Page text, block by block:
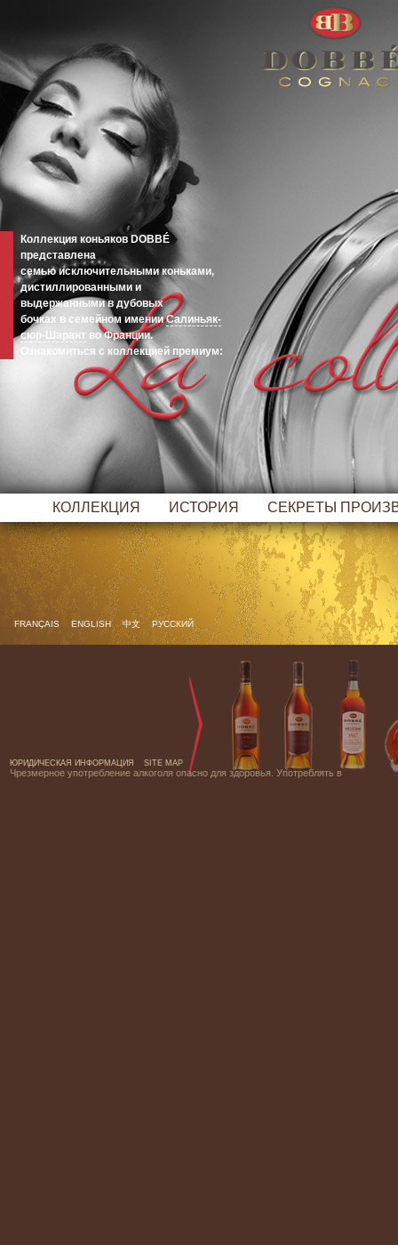
Коллекция коньяков DOBBÉ
представлена
семью исключительными коньками,
дистиллированными и
выдержанными в дубовых
бочках в семейном именииСалиньяк-
сюр-Шарант во Франции.
Ознакомиться с коллекцией премиум:
КОЛЛЕКЦИЯ ИСТОРИЯ СЕКРЕТЫ
FRANÇAIS ENGLISH 中文 РУССКИЙ
ЮРИДИЧЕСКАЯ ИНФОРМАЦИЯ SITE MAP
Чрезмерное употребление алкоголя опасно для здоровья. Употреблять в